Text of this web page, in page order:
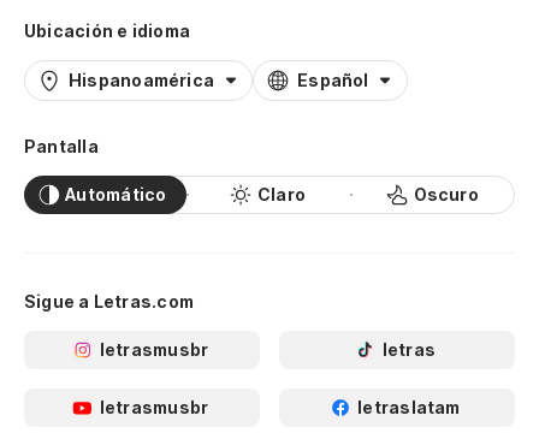
Ubicación e idioma
Hispanoamérica Español
Pantalla
Automático Claro Oscuro
Sigue a Letras.com
letrasmusbr letras
letrasmusbr letraslatam